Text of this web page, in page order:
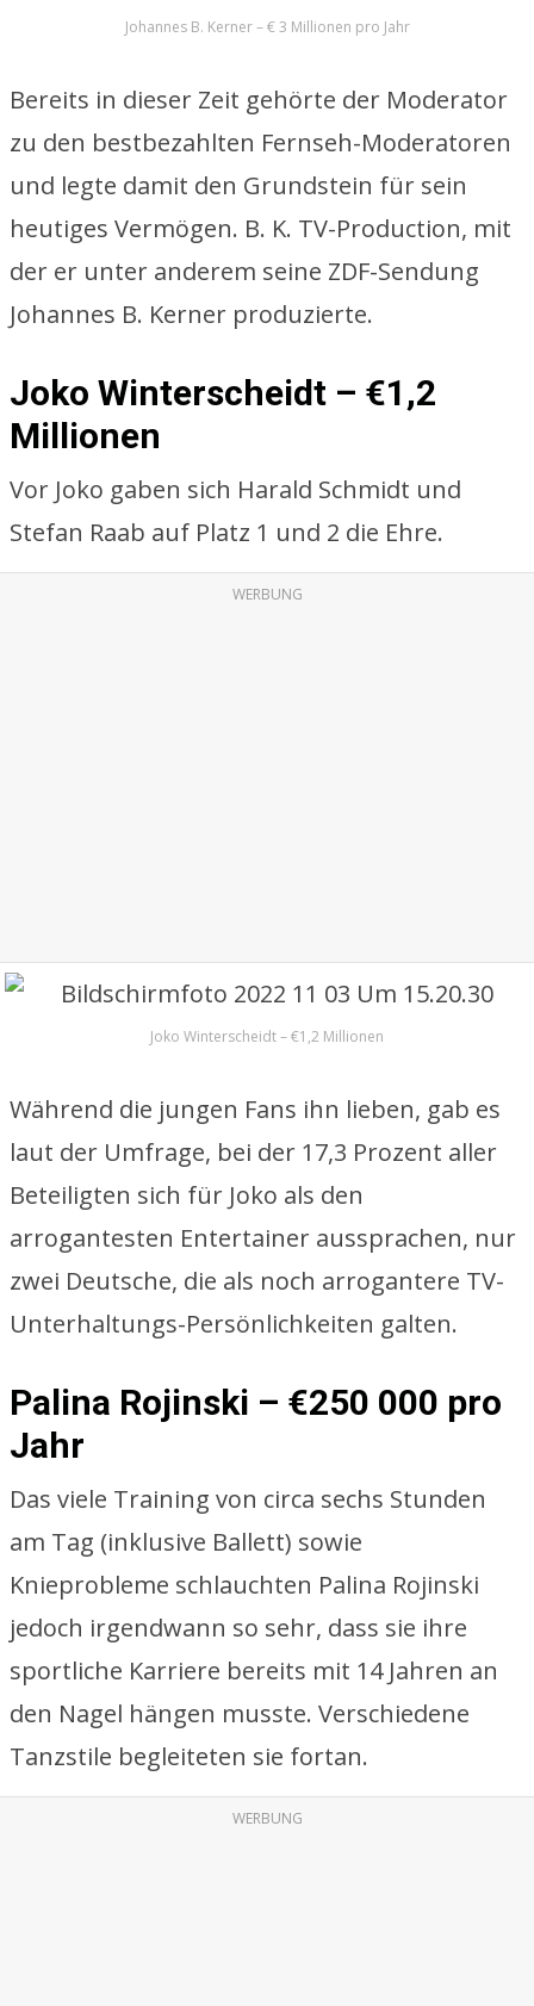
Johannes B. Kerner – € 3 Millionen pro Jahr
Bereits in dieser Zeit gehörte der Moderator
zu den bestbezahlten Fernseh-Moderatoren
und legte damit den Grundstein für sein
heutiges Vermögen. B. K. TV-Production, mit
der er unter anderem seine ZDF-Sendung
Johannes B. Kerner produzierte.
Joko Winterscheidt – €1,2
Millionen
Vor Joko gaben sich Harald Schmidt und
Stefan Raab auf Platz 1 und 2 die Ehre.
WERBUNG
Joko Winterscheidt – €1,2 Millionen
Während die jungen Fans ihn lieben, gab es
laut der Umfrage, bei der 17,3 Prozent aller
Beteiligten sich für Joko als den
arrogantesten Entertainer aussprachen, nur
zwei Deutsche, die als noch arrogantere TV-
Unterhaltungs-Persönlichkeiten galten.
Palina Rojinski – €250 000 pro
Jahr
Das viele Training von circa sechs Stunden
am Tag (inklusive Ballett) sowie
Knieprobleme schlauchten Palina Rojinski
jedoch irgendwann so sehr, dass sie ihre
sportliche Karriere bereits mit 14 Jahren an
den Nagel hängen musste. Verschiedene
Tanzstile begleiteten sie fortan.
WERBUNG